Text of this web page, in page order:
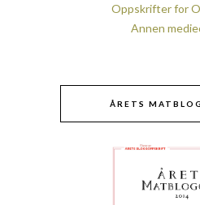
Oppskrifter for
Annen
ÅRETS